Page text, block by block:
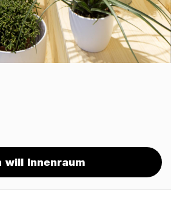
will Innenraum